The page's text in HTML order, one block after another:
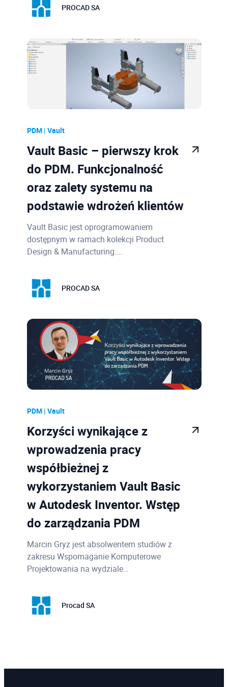
PROCAD SA
PDM | Vault
Vault Basic – pierwszy krok
do PDM. Funkcjonalność
oraz zalety systemu na
podstawie wdrożeń klientów
Vault Basic jest oprogramowaniem
dostępnym w ramach kolekcji Product
Design & Manufacturing.…
PROCAD SA
PDM | Vault
Korzyści wynikające z
wprowadzenia pracy
współbieżnej z
wykorzystaniem Vault Basic
w Autodesk Inventor. Wstęp
do zarządzania PDM
Marcin Gryz jest absolwentem studiów z
zakresu Wspomaganie Komputerowe
Projektowania na wydziale…
Procad SA